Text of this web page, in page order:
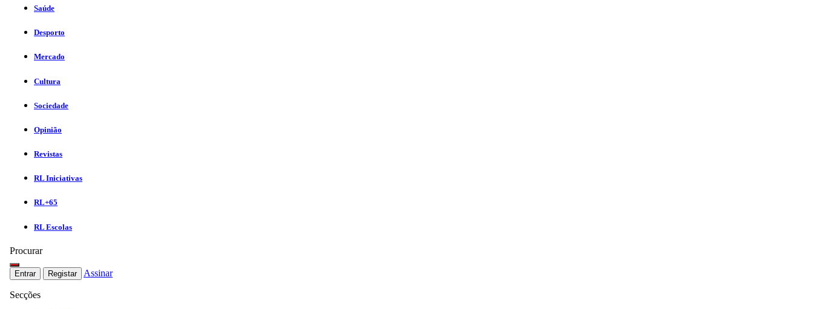
Saúde
Desporto
Mercado
Cultura
Sociedade
Opinião
Revistas
RL Iniciativas
RL+65
RL Escolas
Procurar
Entrar Registar Assinar
Secções